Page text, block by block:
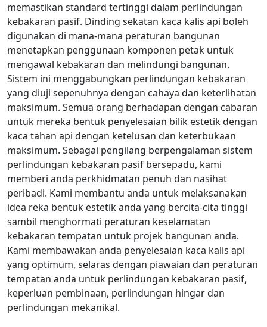
memastikan standard tertinggi dalam perlindungan
kebakaran pasif. Dinding sekatan kaca kalis api boleh
digunakan di mana-mana peraturan bangunan
menetapkan penggunaan komponen petak untuk
mengawal kebakaran dan melindungi bangunan.
Sistem ini menggabungkan perlindungan kebakaran
yang diuji sepenuhnya dengan cahaya dan keterlihatan
maksimum. Semua orang berhadapan dengan cabaran
untuk mereka bentuk penyelesaian bilik estetik dengan
kaca tahan api dengan ketelusan dan keterbukaan
maksimum. Sebagai pengilang berpengalaman sistem
perlindungan kebakaran pasif bersepadu, kami
memberi anda perkhidmatan penuh dan nasihat
peribadi. Kami membantu anda untuk melaksanakan
idea reka bentuk estetik anda yang bercita-cita tinggi
sambil menghormati peraturan keselamatan
kebakaran tempatan untuk projek bangunan anda.
Kami membawakan anda penyelesaian kaca kalis api
yang optimum, selaras dengan piawaian dan peraturan
tempatan anda untuk perlindungan kebakaran pasif,
keperluan pembinaan, perlindungan hingar dan
perlindungan mekanikal.